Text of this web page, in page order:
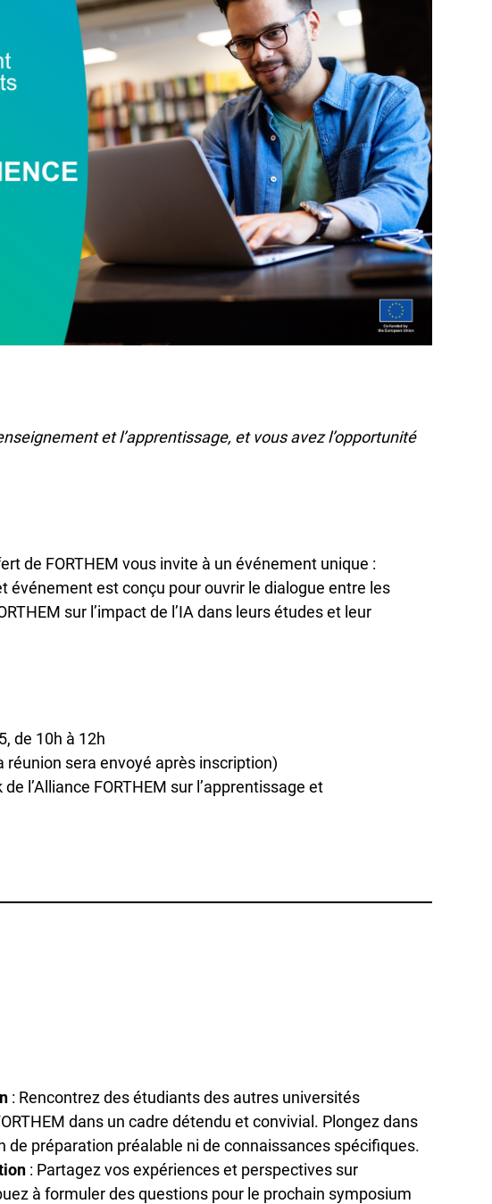
et l’apprentissage, et vous avez l’opportunité
de FORTHEM vous invite à un événement unique :
événement est conçu pour ouvrir le dialogue entre les
sur l’impact de l’IA dans leurs études et leur
de 10h à 12h
réunion sera envoyé après inscription)
de l’Alliance FORTHEM sur l’apprentissage et
: Rencontrez des étudiants des autres universités
dans un cadre détendu et convivial. Plongez dans
de préparation préalable ni de connaissances spécifiques.
: Partagez vos expériences et perspectives sur
à formuler des questions pour le prochain symposium